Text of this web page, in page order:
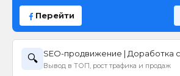
Перейти
🔍 SEO-продвижение | Доработка
Вывод в ТОП, рост трафика и продаж